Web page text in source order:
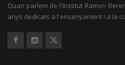
Quan parlem de l'Institut Ramon
anys dedicats a l'ensenyament i a la